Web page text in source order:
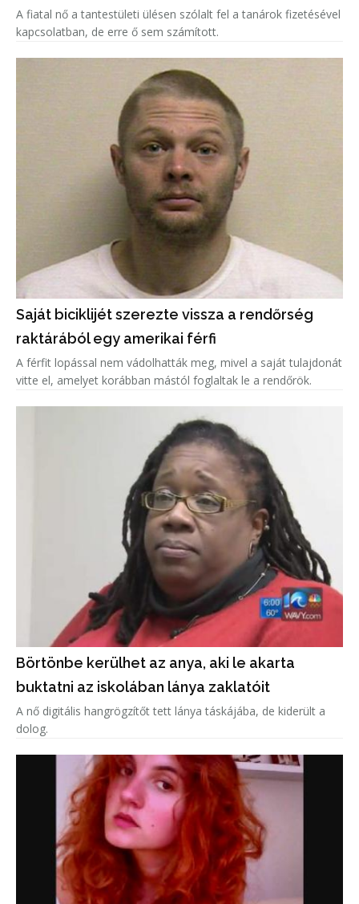
A fiatal nő a tantestületi ülésen szólalt fel a tanárok fizetésével
kapcsolatban, de erre ő sem számított.
Saját biciklijét szerezte vissza a rendőrség
raktárából egy amerikai férfi
A férfit lopással nem vádolhatták meg, mivel a saját tulajdonát
vitte el, amelyet korábban mástól foglaltak le a rendőrök.
Börtönbe kerülhet az anya, aki le akarta
buktatni az iskolában lánya zaklatóit
A nő digitális hangrögzítőt tett lánya táskájába, de kiderült a
dolog.